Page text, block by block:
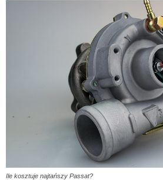
Ile kosztuje najtańszy Passat?